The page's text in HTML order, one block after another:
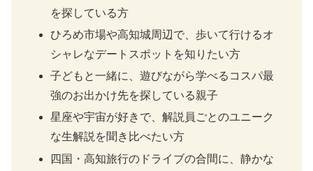
を探している方
ひろめ市場や高知城周辺で、歩いて行けるオ
シャレなデートスポットを知りたい方
子どもと一緒に、遊びながら学べるコスパ最
強のお出かけ先を探している親子
星座や宇宙が好きで、解説員ごとのユニーク
な生解説を聞き比べたい方
四国・高知旅行のドライブの合間に、静かな